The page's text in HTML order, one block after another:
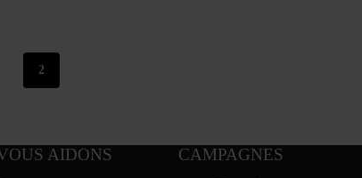
2
AIDONS CAMPAGNES